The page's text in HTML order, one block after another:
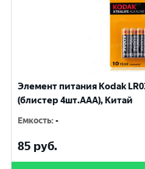
Элемент питания Kodak
(блистер 4шт.AАА), Китай
Емкость:-
85 руб.